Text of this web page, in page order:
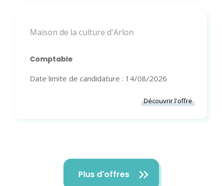
Maison de la culture d'Arlon
Comptable
Date limite de candidature : 14/08/2026
Découvrir l'offre
Plus d'offres